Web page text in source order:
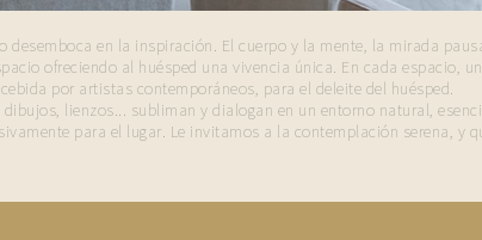
desemboca en la inspiración. El cuerpo y la mente, la mirada
ofreciendo al huésped una vivencia única. En cada espacio,
por artistas contemporáneos, para el deleite del huésped.
lienzos... subliman y dialogan en un entorno natural,
para el lugar. Le invitamos a la contemplación serena, y